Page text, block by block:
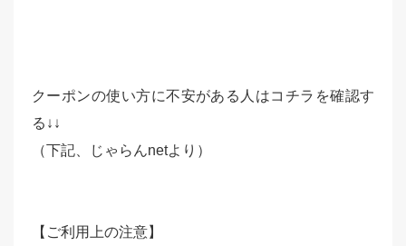
クーポンの使い方に不安がある人はコチラを確認す
る↓↓
（下記、じゃらんnetより）
【ご利用上の注意】